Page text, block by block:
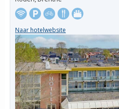
Naar hotelwebsite